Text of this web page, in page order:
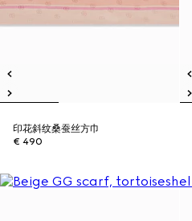
印花斜纹桑蚕丝方巾
€ 490